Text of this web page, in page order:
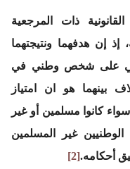
ذات المرجعية
إذ إن هدفهما ونتيجتهما
على شخص وطني في
بينهما هو ان امتياز
كانوا مسلمين أو غير
غير المسلمين
أحكامه.[2]